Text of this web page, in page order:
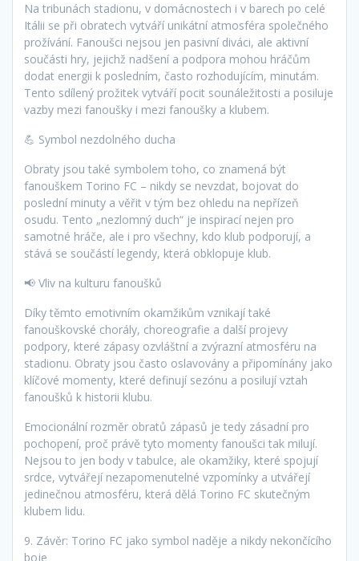
Na tribunách stadionu, v domácnostech i v barech po celé
Itálii se při obratech vytváří unikátní atmosféra společného
prožívání. Fanoušci nejsou jen pasivní diváci, ale aktivní
součásti hry, jejichž nadšení a podpora mohou hráčům
dodat energii k posledním, často rozhodujícím, minutám.
Tento sdílený prožitek vytváří pocit sounáležitosti a posiluje
vazby mezi fanoušky i mezi fanoušky a klubem.
💪 Symbol nezdolného ducha
Obraty jsou také symbolem toho, co znamená být
fanouškem Torino FC – nikdy se nevzdat, bojovat do
poslední minuty a věřit v tým bez ohledu na nepřízeň
osudu. Tento „nezlomný duch“ je inspirací nejen pro
samotné hráče, ale i pro všechny, kdo klub podporují, a
stává se součástí legendy, která obklopuje klub.
📢 Vliv na kulturu fanoušků
Díky těmto emotivním okamžikům vznikají také
fanouškovské chorály, choreografie a další projevy
podpory, které zápasy ozvláštní a zvýrazní atmosféru na
stadionu. Obraty jsou často oslavovány a připomínány jako
klíčové momenty, které definují sezónu a posilují vztah
fanoušků k historii klubu.
Emocionální rozměr obratů zápasů je tedy zásadní pro
pochopení, proč právě tyto momenty fanoušci tak milují.
Nejsou to jen body v tabulce, ale okamžiky, které spojují
srdce, vytvářejí nezapomenutelné vzpomínky a utvářejí
jedinečnou atmosféru, která dělá Torino FC skutečným
klubem lidu.
9. Závěr: Torino FC jako symbol naděje a nikdy nekončícího
boje